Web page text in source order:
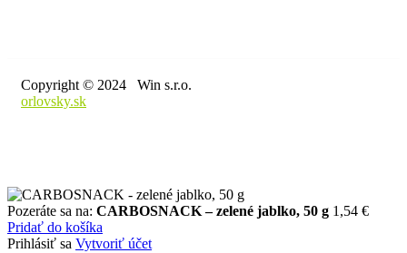
Copyright © 2024 Win s.r.o.
orlovsky.sk
Pozeráte sa na: CARBOSNACK – zelené jablko, 50 g 1,54 €
Pridať do košíka
Prihlásiť sa Vytvoriť účet